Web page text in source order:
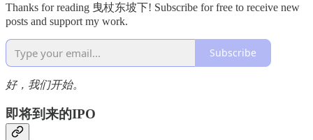
Thanks for reading 曳杖东坡下! Subscribe for free to receive new
posts and support my work.
Subscribe
好，我们开始。
即将到来的IPO